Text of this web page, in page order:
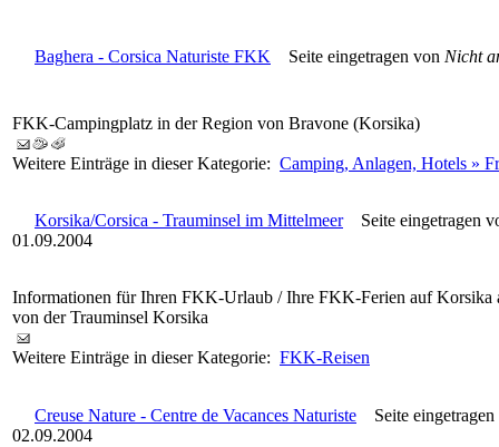
Baghera - Corsica Naturiste FKK Seite eingetragen von Nicht
FKK-Campingplatz in der Region von Bravone (Korsika)
Weitere Einträge in dieser Kategorie: Camping, Anlagen, Hotels »
Korsika/Corsica - Trauminsel im MittelmeerSeite eingetragen
01.09.2004
Informationen für Ihren FKK-Urlaub / Ihre FKK-Ferien auf Korsika
von der Trauminsel Korsika
Weitere Einträge in dieser Kategorie: FKK-Reisen
Creuse Nature - Centre de Vacances Naturiste Seite
02.09.2004